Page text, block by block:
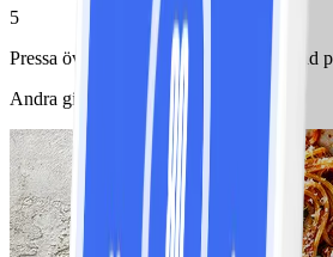
5
Pressa över citron och toppa med hackad
Andra gillade också